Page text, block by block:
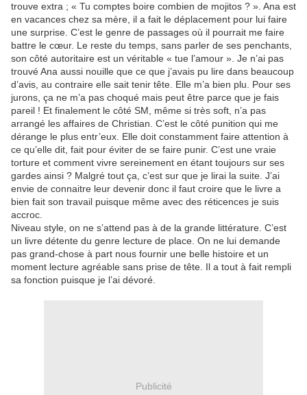
trouve extra ; « Tu comptes boire combien de mojitos ? ». Ana est
en vacances chez sa mère, il a fait le déplacement pour lui faire
une surprise. C’est le genre de passages où il pourrait me faire
battre le cœur. Le reste du temps, sans parler de ses penchants,
son côté autoritaire est un véritable « tue l’amour ». Je n’ai pas
trouvé Ana aussi nouille que ce que j’avais pu lire dans beaucoup
d’avis, au contraire elle sait tenir tête. Elle m’a bien plu. Pour ses
jurons, ça ne m’a pas choqué mais peut être parce que je fais
pareil ! Et finalement le côté SM, même si très soft, n’a pas
arrangé les affaires de Christian. C’est le côté punition qui me
dérange le plus entr’eux. Elle doit constamment faire attention à
ce qu’elle dit, fait pour éviter de se faire punir. C’est une vraie
torture et comment vivre sereinement en étant toujours sur ses
gardes ainsi ? Malgré tout ça, c’est sur que je lirai la suite. J’ai
envie de connaitre leur devenir donc il faut croire que le livre a
bien fait son travail puisque même avec des réticences je suis
accroc.
Niveau style, on ne s’attend pas à de la grande littérature. C’est
un livre détente du genre lecture de place. On ne lui demande
pas grand-chose à part nous fournir une belle histoire et un
moment lecture agréable sans prise de tête. Il a tout à fait rempli
sa fonction puisque je l’ai dévoré.
Publicité